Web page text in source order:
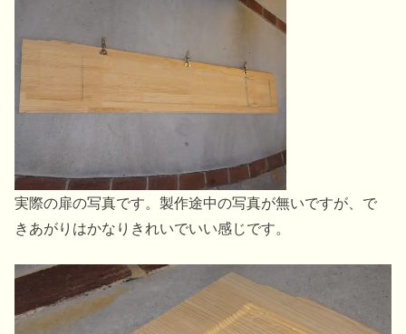
実際の扉の写真です。製作途中の写真が無いですが、で
きあがりはかなりきれいでいい感じです。